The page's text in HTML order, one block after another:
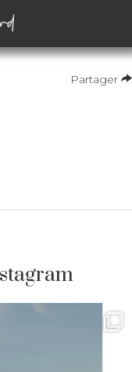
Partager